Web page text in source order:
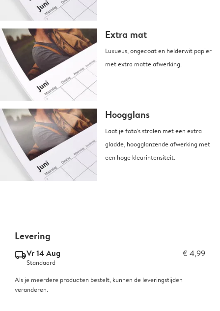
Extra mat
Luxueus, ongecoat en helderwit papier
met extra matte afwerking.
Hoogglans
Laat je foto's stralen met een extra
gladde, hoogglanzende afwerking met
een hoge kleurintensiteit.
Levering
delivery_standard_v2Vr 14 Aug € 4,99
Standaard
Als je meerdere producten bestelt, kunnen de leveringstijden
veranderen.